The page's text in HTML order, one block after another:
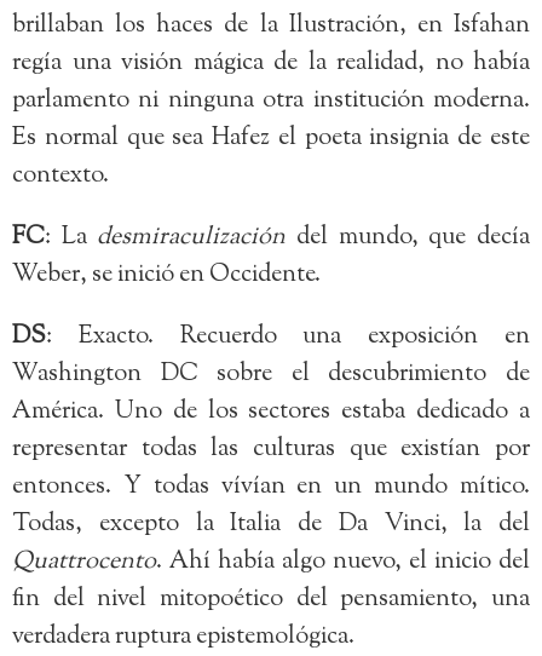
brillaban los haces de la Ilustración, en Isfahan
regía una visión mágica de la realidad, no había
parlamento ni ninguna otra institución moderna.
Es normal que sea Hafez el poeta insignia de este
contexto.
FC: La desmiraculización del mundo, que decía
Weber, se inició en Occidente.
DS: Exacto. Recuerdo una exposición en
Washington DC sobre el descubrimiento de
América. Uno de los sectores estaba dedicado a
representar todas las culturas que existían por
entonces. Y todas vívían en un mundo mítico.
Todas, excepto la Italia de Da Vinci, la del
Quattrocento. Ahí había algo nuevo, el inicio del
fin del nivel mitopoético del pensamiento, una
verdadera ruptura epistemológica.